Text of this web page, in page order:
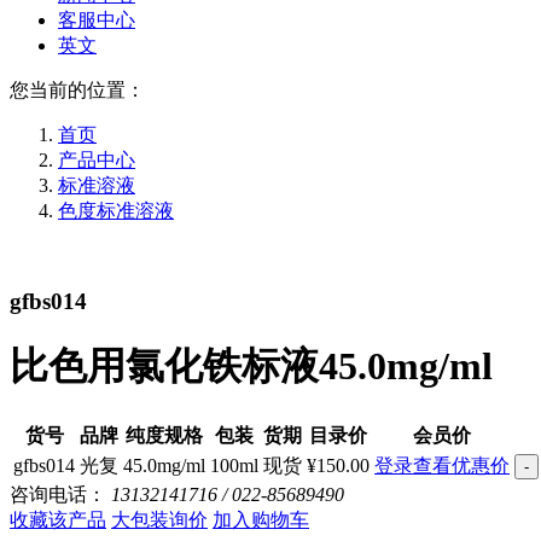
客服中心
英文
您当前的位置：
首页
产品中心
标准溶液
色度标准溶液
gfbs014
比色用氯化铁标液45.0mg/ml
货号 品牌 纯度规格 包装 货期 目录价
会员价
gfbs014 光复 45.0mg/ml 100ml 现货 ¥150.00 登录查看优惠价 -
咨询电话：
13132141716 / 022-85689490
收藏该产品 大包装询价 加入购物车